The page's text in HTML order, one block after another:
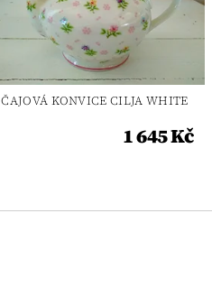
ČAJOVÁ KONVICE CILJA WHITE
1 645 Kč